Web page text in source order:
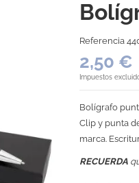
Referencia
2,50 €
Impuestos
Bolígrafo
Clip y punta
marca.
RECUERDA